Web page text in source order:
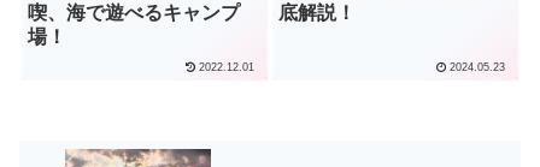
喫、海で遊べるキャンプ
場！
2022.12.01
底解説！
2024.05.23